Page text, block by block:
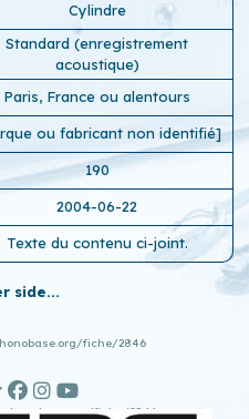
Cylindre
Standard (enregistrement
acoustique)
Paris, France ou alentours
ou fabricant non identifié]
190
2004-06-22
Texte du contenu ci-joint.
side...
fiche/2846
fiche/2846